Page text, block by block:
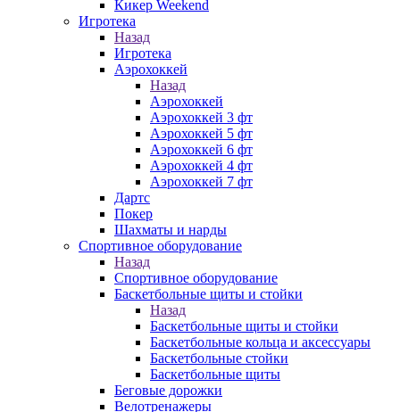
Кикер Weekend
Игротека
Назад
Игротека
Аэрохоккей
Назад
Аэрохоккей
Аэрохоккей 3 фт
Аэрохоккей 5 фт
Аэрохоккей 6 фт
Аэрохоккей 4 фт
Аэрохоккей 7 фт
Дартс
Покер
Шахматы и нарды
Спортивное оборудование
Назад
Спортивное оборудование
Баскетбольные щиты и стойки
Назад
Баскетбольные щиты и стойки
Баскетбольные кольца и аксессуары
Баскетбольные стойки
Баскетбольные щиты
Беговые дорожки
Велотренажеры